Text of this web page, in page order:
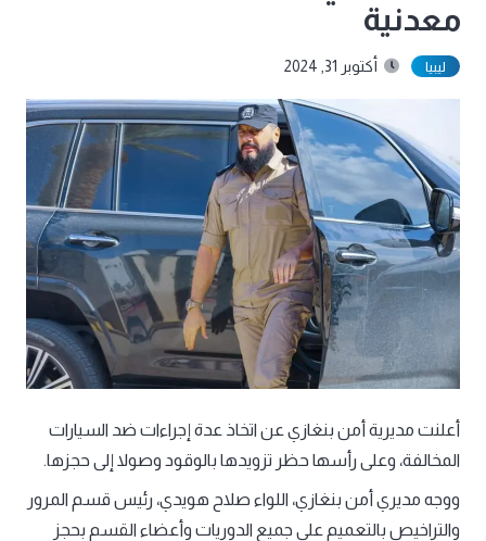
معدنية
ليبيا أكتوبر 31, 2024
أعلنت مديرية أمن بنغازي عن اتخاذ عدة إجراءات ضد السيارات
المخالفة، وعلى رأسها حظر تزويدها بالوقود وصولا إلى حجزها.
ووجه مديري أمن بنغازي، اللواء صلاح هويدي، رئيس قسم المرور
والتراخيص بالتعميم على جميع الدوريات وأعضاء القسم بحجز